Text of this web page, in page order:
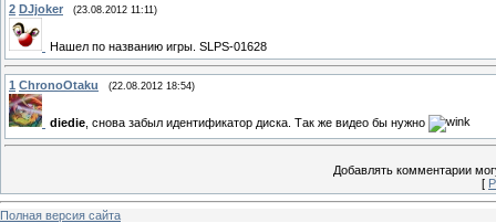
2 DJjoker (23.08.2012 11:11)
Нашел по названию игры. SLPS-01628
1 ChronoOtaku (22.08.2012 18:54)
diedie , снова забыл идентификатор диска. Так же видео бы нужно
Добавлять комментарии
[
Полная версия сайта